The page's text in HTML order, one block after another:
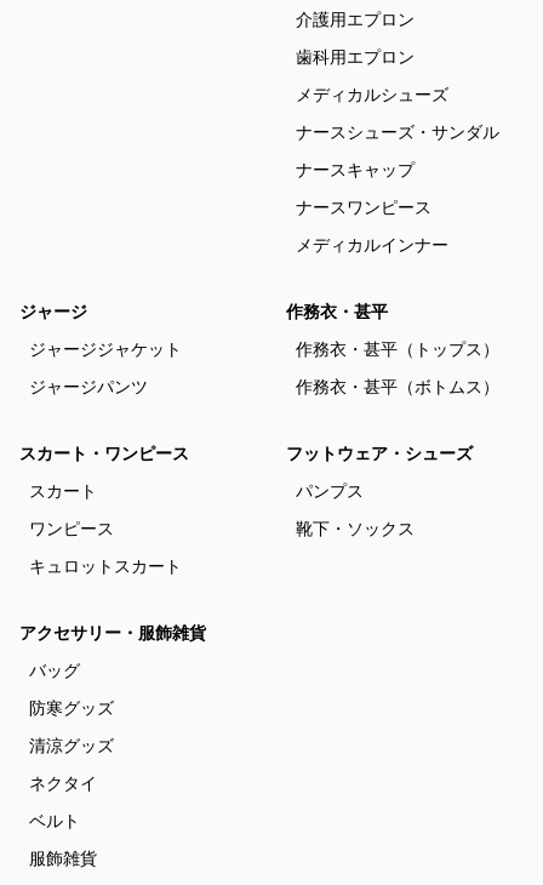
介護用エプロン
歯科用エプロン
メディカルシューズ
ナースシューズ・サンダル
ナースキャップ
ナースワンピース
メディカルインナー
ジャージ
ジャージジャケット
ジャージパンツ
作務衣・甚平
作務衣・甚平（トップス）
作務衣・甚平（ボトムス）
スカート・ワンピース
スカート
ワンピース
キュロットスカート
フットウェア・シューズ
パンプス
靴下・ソックス
アクセサリー・服飾雑貨
バッグ
防寒グッズ
清涼グッズ
ネクタイ
ベルト
服飾雑貨